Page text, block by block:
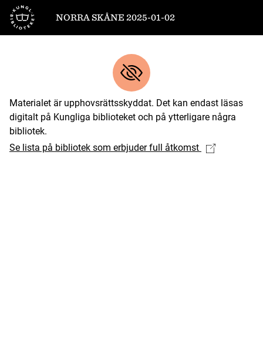
Till startsidan
NORRA SKÅNE 2025-01-02
Materialet är upphovsrättsskyddat. Det kan endast läsas
digitalt på Kungliga biblioteket och på ytterligare några
bibliotek.
Se lista på bibliotek som erbjuder full åtkomst